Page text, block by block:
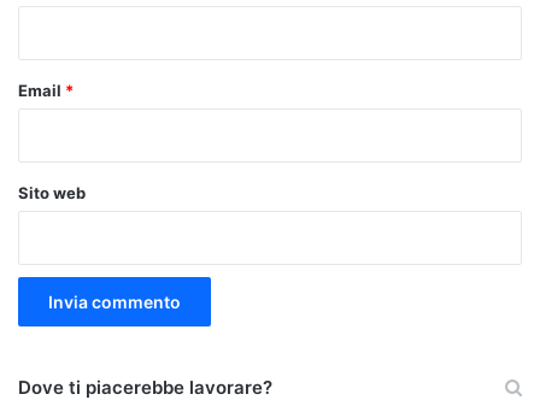
Email *
Sito web
Dove ti piacerebbe lavorare?